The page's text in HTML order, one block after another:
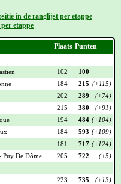
in de ranglijst per etappe
etappe
Plaats Punten
102
100
184 215 (+115)
202 289
(+74)
215 380
(+91)
194 484 (+104)
184 593 (+109)
181 717 (+124)
Puy De Dôme 205 722
(+5)
223 735
(+13)